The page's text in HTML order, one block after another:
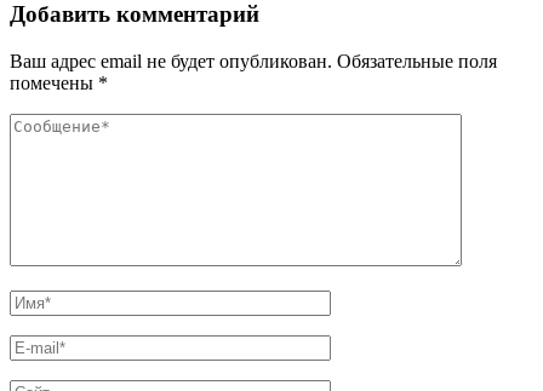
Добавить комментарий
Ваш адрес email не будет опубликован. Обязательные поля
помечены *